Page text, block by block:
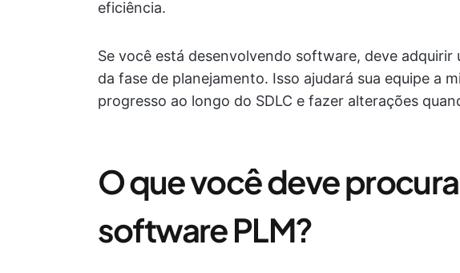
eficiência.
Se você está desenvolvendo software, deve
da fase de planejamento. Isso ajudará sua equipe a
progresso ao longo do SDLC e fazer alterações
O que você deve
software PLM?